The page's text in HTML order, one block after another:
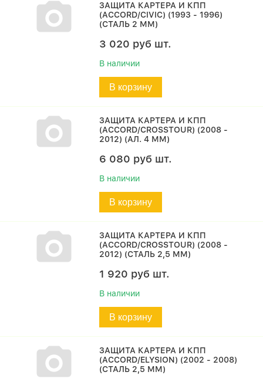
ЗАЩИТА КАРТЕРА И КПП
(ACCORD/CIVIC) (1993 - 1996)
(СТАЛЬ 2 ММ)
3 020 руб шт.
В наличии
В корзину
ЗАЩИТА КАРТЕРА И КПП
(ACCORD/CROSSTOUR) (2008 -
2012) (АЛ. 4 ММ)
6 080 руб шт.
В наличии
В корзину
ЗАЩИТА КАРТЕРА И КПП
(ACCORD/CROSSTOUR) (2008 -
2012) (СТАЛЬ 2,5 ММ)
1 920 руб шт.
В наличии
В корзину
ЗАЩИТА КАРТЕРА И КПП
(ACCORD/ELYSION) (2002 - 2008)
(СТАЛЬ 2,5 ММ)